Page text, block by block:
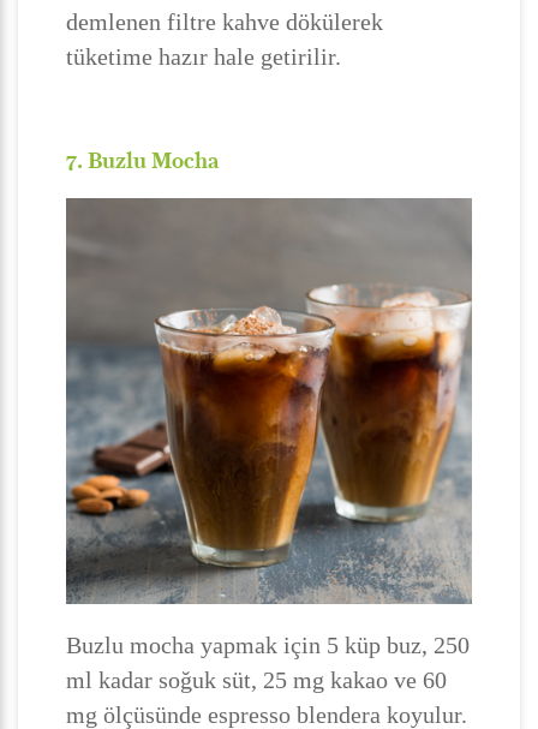
demlenen filtre kahve dökülerek
tüketime hazır hale getirilir.
7. Buzlu Mocha
Buzlu mocha yapmak için 5 küp buz, 250
ml kadar soğuk süt, 25 mg kakao ve 60
mg ölçüsünde espresso blendera koyulur.